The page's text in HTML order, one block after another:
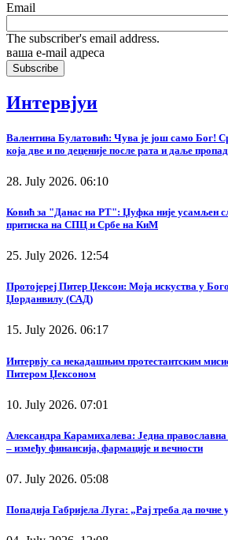
Email
The subscriber's email address.
ваша е-mail адреса
Интервјуи
Валентина Булатовић: Чува је још само Бог!
која две и по деценије после рата и даље
28. July 2026. 06:10
Ковић за "Данас на РТ": Џуфка није усамљен
притиска на СПЦ и Србе на КиМ
25. July 2026. 12:54
Протојереј Питер Џексон: Моја искуства у
Џорданвилу (САД)
15. July 2026. 06:17
Интервју са некадашњим протестантским
Питером Џексоном
10. July 2026. 07:01
Александра Карамихалева: Једна
– између финансија, фармације и вечности
07. July 2026. 05:08
Попадија Габријела Луга: „Рај треба да почне